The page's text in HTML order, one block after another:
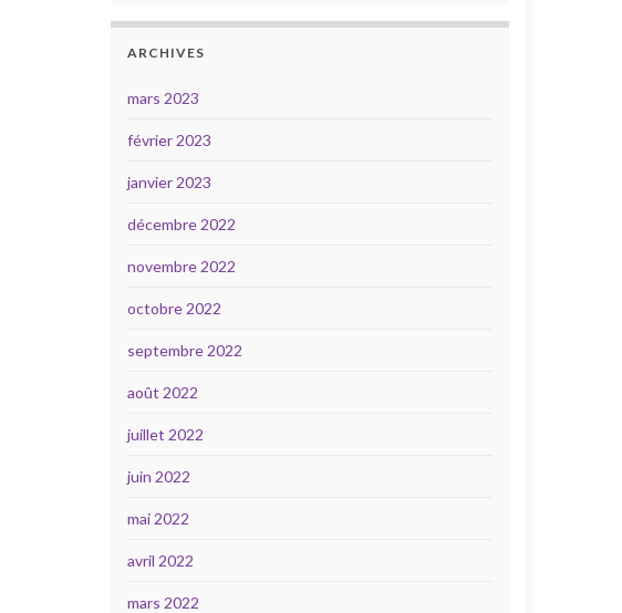
ARCHIVES
mars 2023
février 2023
janvier 2023
décembre 2022
novembre 2022
octobre 2022
septembre 2022
août 2022
juillet 2022
juin 2022
mai 2022
avril 2022
mars 2022